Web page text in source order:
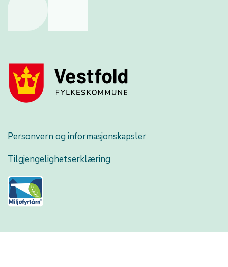
Personvern og informasjonskapsler
Tilgjengelighetserklæring